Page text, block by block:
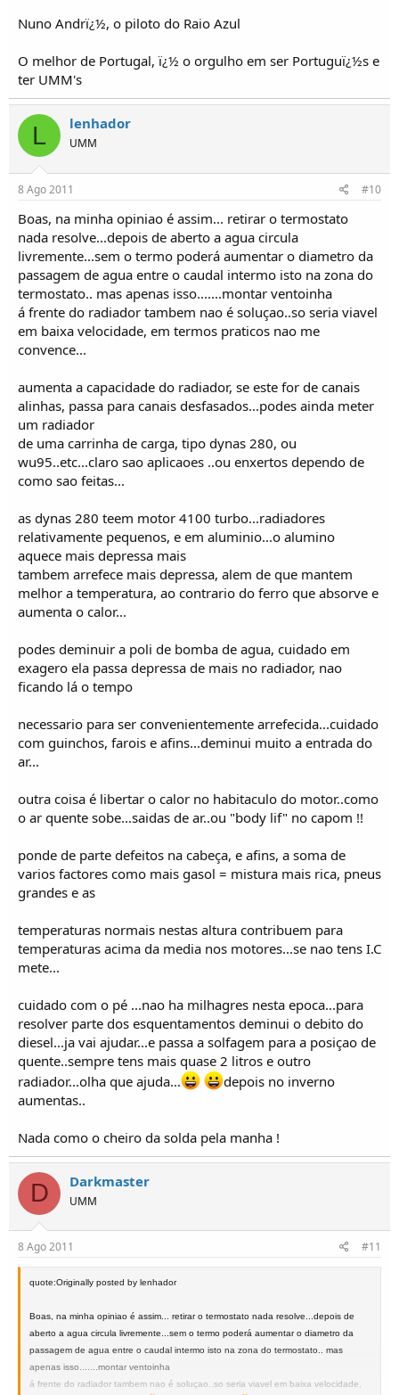
Nuno Andrï¿½, o piloto do Raio Azul
O melhor de Portugal, ï¿½ o orgulho em ser Portuguï¿½s e
ter UMM's
L lenhador
UMM
8 Ago 2011 #10
Boas, na minha opiniao é assim... retirar o termostato
nada resolve...depois de aberto a agua circula
livremente...sem o termo poderá aumentar o diametro da
passagem de agua entre o caudal intermo isto na zona do
termostato.. mas apenas isso.......montar ventoinha
á frente do radiador tambem nao é soluçao..so seria viavel
em baixa velocidade, em termos praticos nao me
convence...
aumenta a capacidade do radiador, se este for de canais
alinhas, passa para canais desfasados...podes ainda meter
um radiador
de uma carrinha de carga, tipo dynas 280, ou
wu95..etc...claro sao aplicaoes ..ou enxertos dependo de
como sao feitas...
as dynas 280 teem motor 4100 turbo...radiadores
relativamente pequenos, e em aluminio...o alumino
aquece mais depressa mais
tambem arrefece mais depressa, alem de que mantem
melhor a temperatura, ao contrario do ferro que absorve e
aumenta o calor...
podes deminuir a poli de bomba de agua, cuidado em
exagero ela passa depressa de mais no radiador, nao
ficando lá o tempo
necessario para ser convenientemente arrefecida...cuidado
com guinchos, farois e afins...deminui muito a entrada do
ar...
outra coisa é libertar o calor no habitaculo do motor..como
o ar quente sobe...saidas de ar..ou "body lif" no capom !!
ponde de parte defeitos na cabeça, e afins, a soma de
varios factores como mais gasol = mistura mais rica, pneus
grandes e as
temperaturas normais nestas altura contribuem para
temperaturas acima da media nos motores...se nao tens I.C
mete...
cuidado com o pé ...nao ha milhagres nesta epoca...para
resolver parte dos esquentamentos deminui o debito do
diesel...ja vai ajudar...e passa a solfagem para a posiçao de
quente..sempre tens mais quase 2 litros e outro
radiador...olha que ajuda...
depois no inverno
aumentas..
Nada como o cheiro da solda pela manha !
D Darkmaster
UMM
8 Ago 2011 #11
quote:Originally posted by lenhador
Boas, na minha opiniao é assim... retirar o termostato nada resolve...depois de
aberto a agua circula livremente...sem o termo poderá aumentar o diametro da
passagem de agua entre o caudal intermo isto na zona do termostato.. mas
apenas isso.......montar ventoinha
á frente do radiador tambem nao é soluçao..so seria viavel em baixa velocidade,